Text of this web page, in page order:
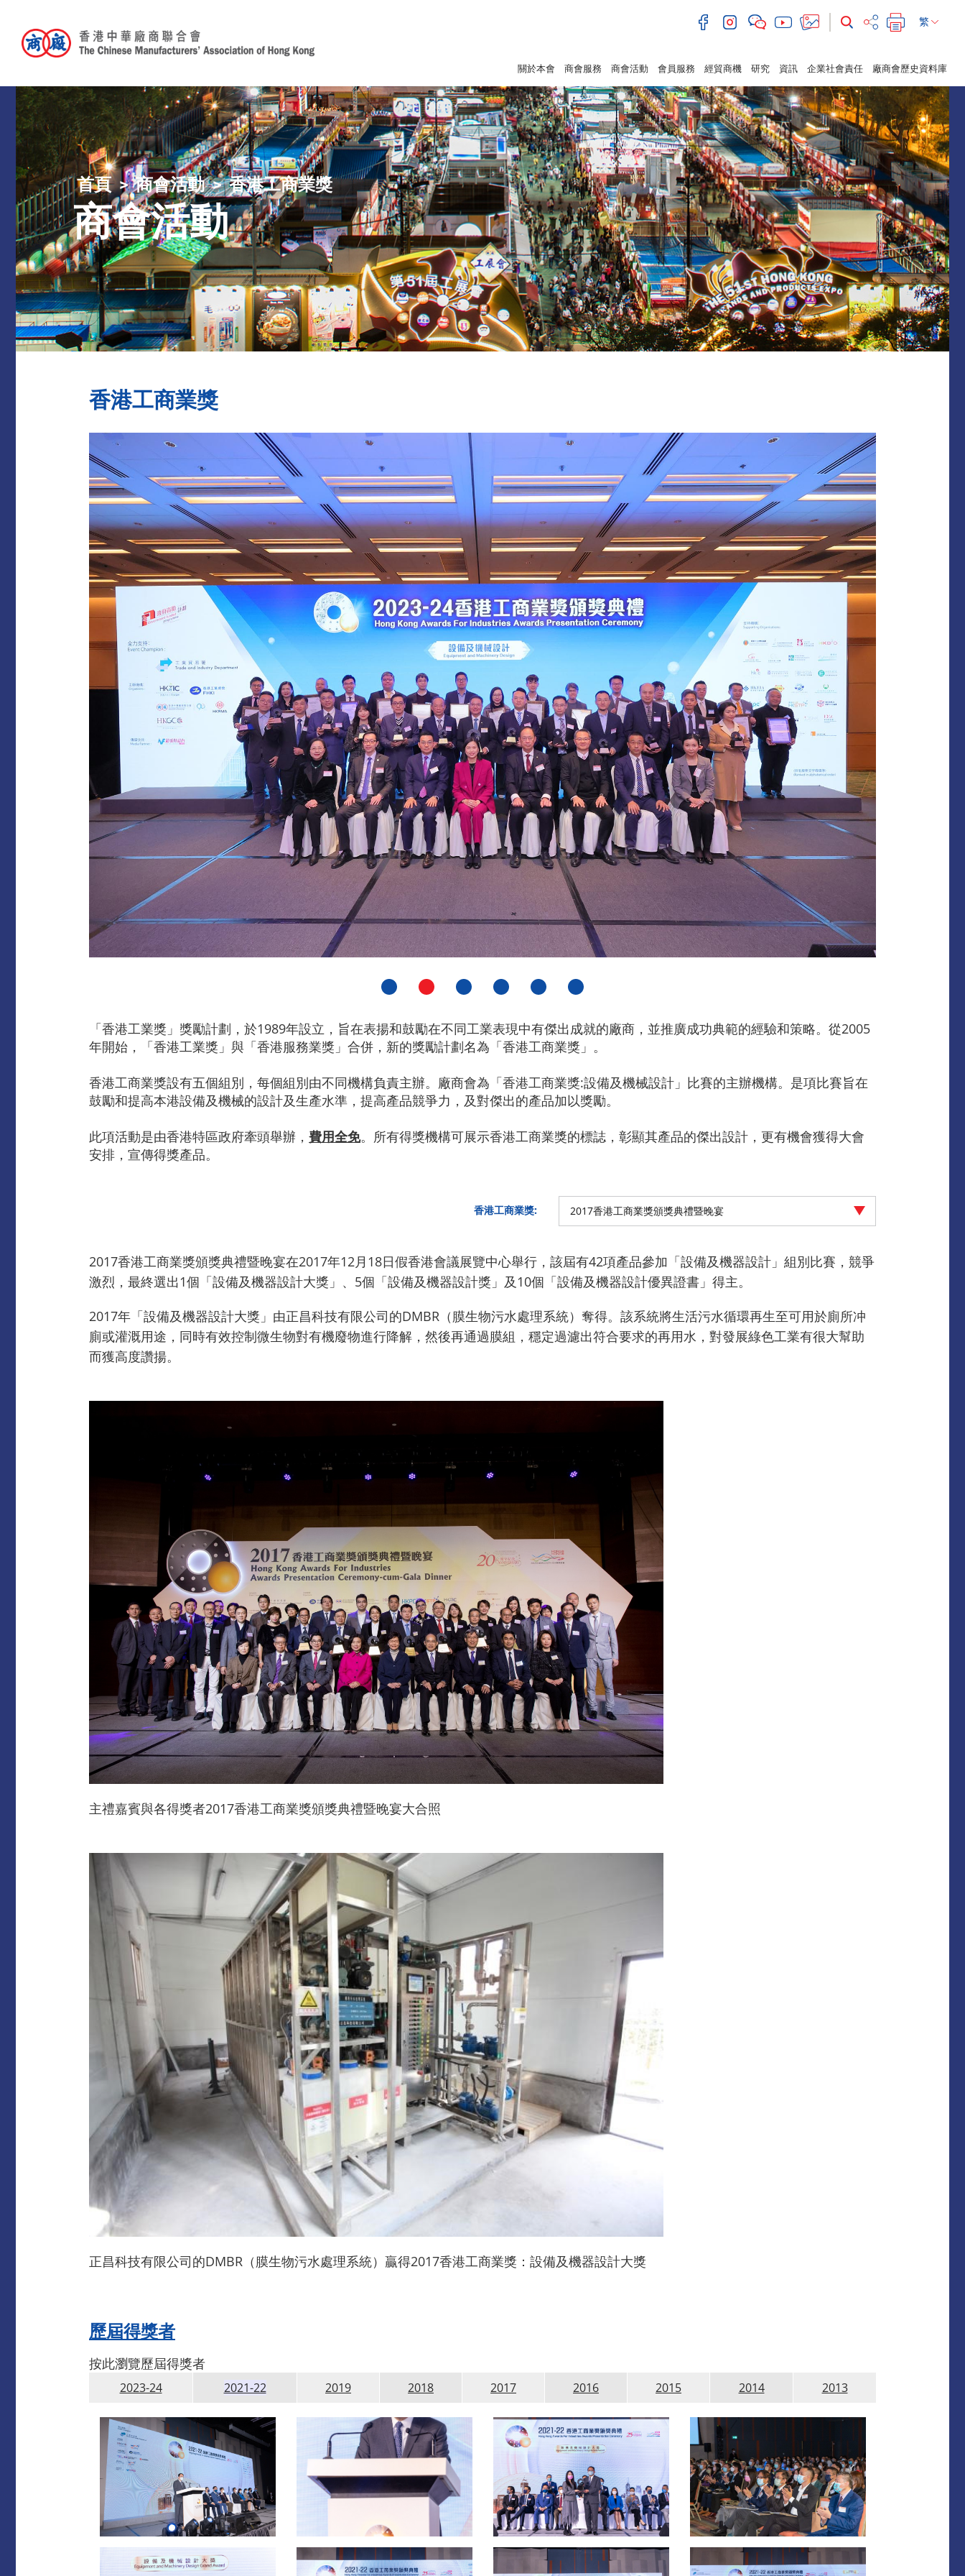
繁
關於本會 商會服務 商會活動 會員服務 經貿商機 研究 資訊 企業社會責任 廠商會歷史資料庫
首頁 商會活動 香港工商業獎
商會活動
香港工商業獎
「香港工業獎」獎勵計劃，於1989年設立，旨在表揚和鼓勵在不同工業表現中有傑出成就的廠商，並推廣成功典範的經驗和策略。從2005
年開始，「香港工業獎」與「香港服務業獎」合併，新的獎勵計劃名為「香港工商業獎」。
香港工商業獎設有五個組別，每個組別由不同機構負責主辦。廠商會為「香港工商業獎:設備及機械設計」比賽的主辦機構。是項比賽旨在
鼓勵和提高本港設備及機械的設計及生產水準，提高產品競爭力，及對傑出的產品加以獎勵。
此項活動是由香港特區政府牽頭舉辦， 費用全免。所有得獎機構可展示香港工商業獎的標誌，彰顯其產品的傑出設計，更有機會獲得大會
安排，宣傳得獎產品。
香港工商業獎: 2017香港工商業獎頒獎典禮暨晚宴
2017香港工商業獎頒獎典禮暨晚宴在2017年12月18日假香港會議展覽中心舉行，該屆有42項產品參加「設備及機器設計」組別比賽，競爭
激烈，最終選出1個「設備及機器設計大獎」、5個「設備及機器設計獎」及10個「設備及機器設計優異證書」得主。
2017年「設備及機器設計大獎」由正昌科技有限公司的DMBR（膜生物污水處理系統）奪得。該系統將生活污水循環再生至可用於廁所冲
廁或灌溉用途，同時有效控制微生物對有機廢物進行降解，然後再通過膜組，穩定過濾出符合要求的再用水，對發展綠色工業有很大幫助
而獲高度讚揚。
主禮嘉賓與各得獎者2017香港工商業獎頒獎典禮暨晚宴大合照
正昌科技有限公司的DMBR（膜生物污水處理系統）贏得2017香港工商業獎：設備及機器設計大獎
歷屆得獎者
按此瀏覽歷屆得獎者
2023-24 2021-22 2019 2018 2017 2016 2015 2014 2013